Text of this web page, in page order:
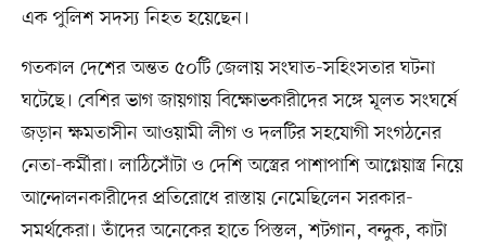
এক পুলিশ সদস্য নিহত হয়েছেন।
গতকাল দেশের অন্তত ৫০টি জেলায় সংঘাত-সহিংসতার ঘটনা
ঘটেছে। বেশির ভাগ জায়গায় বিক্ষোভকারীদের সঙ্গে মূলত সংঘর্ষে
জড়ান ক্ষমতাসীন আওয়ামী লীগ ও দলটির সহযোগী সংগঠনের
নেতা-কর্মীরা। লাঠিসোঁটা ও দেশি অস্ত্রের পাশাপাশি আগ্নেয়াস্ত্র নিয়ে
আন্দোলনকারীদের প্রতিরোধে রাস্তায় নেমেছিলেন সরকার-
সমর্থকেরা। তাঁদের অনেকের হাতে পিস্তল, শটগান, বন্দুক, কাটা